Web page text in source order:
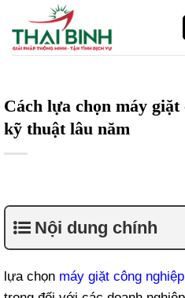
qua
nội
Cách lựa chọn máy
kỹ thuật lâu năm
Nội dung chính
lựa chọn máy giặt công nghiệp